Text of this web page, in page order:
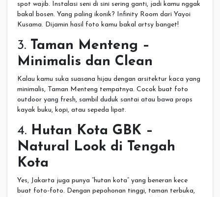
spot wajib. Instalasi seni di sini sering ganti, jadi kamu nggak
bakal bosen. Yang paling ikonik? Infinity Room dari Yayoi
Kusama. Dijamin hasil foto kamu bakal artsy banget!
3. Taman Menteng –
Minimalis dan Clean
Kalau kamu suka suasana hijau dengan arsitektur kaca yang
minimalis, Taman Menteng tempatnya. Cocok buat foto
outdoor yang fresh, sambil duduk santai atau bawa props
kayak buku, kopi, atau sepeda lipat.
4. Hutan Kota GBK –
Natural Look di Tengah
Kota
Yes, Jakarta juga punya “hutan kota” yang beneran kece
buat foto-foto. Dengan pepohonan tinggi, taman terbuka,